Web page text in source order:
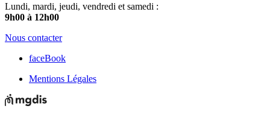
Lundi, mardi, jeudi, vendredi et samedi :
9h00 à 12h00
Nous contacter
faceBook
Mentions Légales